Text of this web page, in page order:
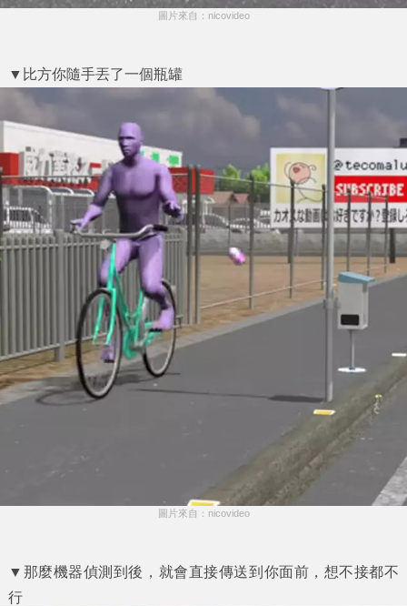
圖片來自：nicovideo
▼比方你隨手丟了一個瓶罐
圖片來自：nicovideo
▼那麼機器偵測到後，就會直接傳送到你面前，想不接都不
行